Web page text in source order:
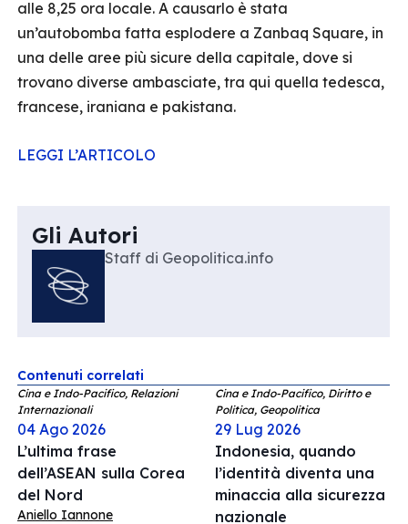
alle 8,25 ora locale. A causarlo è stata
un’autobomba fatta esplodere a Zanbaq Square, in
una delle aree più sicure della capitale, dove si
trovano diverse ambasciate, tra qui quella tedesca,
francese, iraniana e pakistana.
LEGGI L’ARTICOLO
Gli Autori
Staff di Geopolitica.info
Contenuti correlati
Cina e Indo-Pacifico, Relazioni
Internazionali
04 Ago 2026
L’ultima frase
dell’ASEAN sulla Corea
del Nord
Aniello Iannone
Cina e Indo-Pacifico, Diritto e
Politica, Geopolitica
29 Lug 2026
Indonesia, quando
l’identità diventa una
minaccia alla sicurezza
nazionale